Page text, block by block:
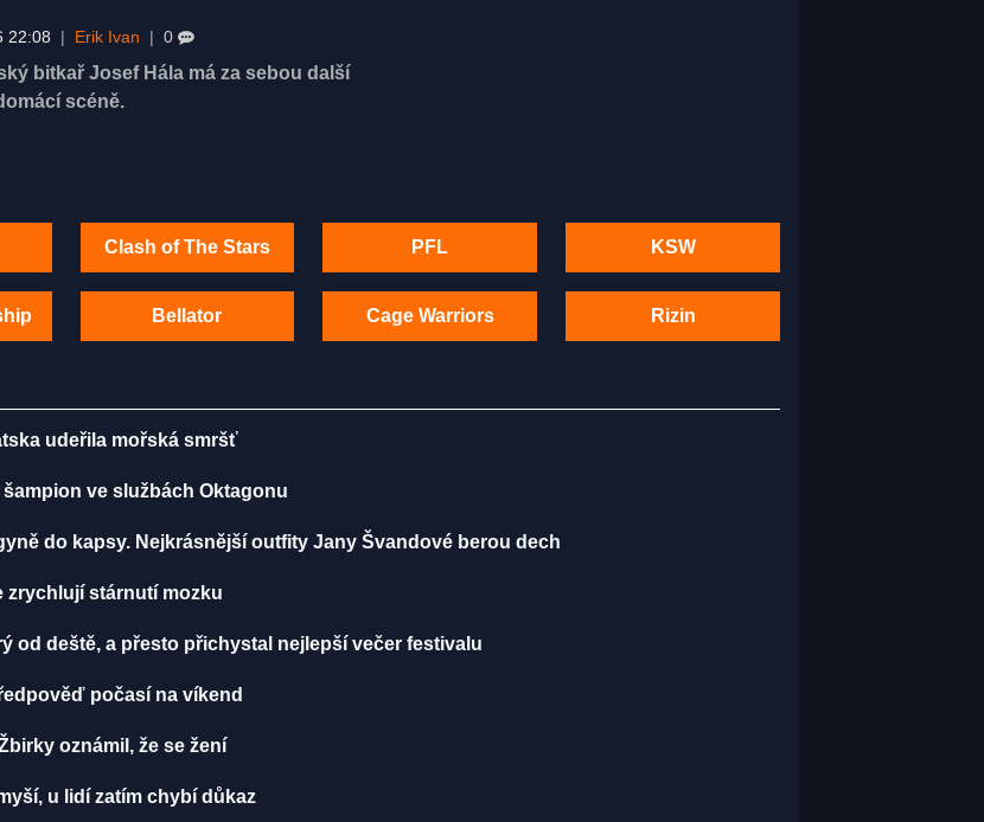
22:08 Erik Ivan 0
bitkař Josef Hála má za sebou další
scéně.
Clash of The Stars PFL KSW
Bellator Cage Warriors Rizin
udeřila mořská smršť
ve službách Oktagonu
do kapsy. Nejkrásnější outfity Jany Švandové berou dech
zrychlují stárnutí mozku
od deště, a přesto přichystal nejlepší večer festivalu
počasí na víkend
oznámil, že se žení
u lidí zatím chybí důkaz